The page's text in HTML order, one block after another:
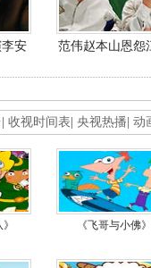
安 范伟赵本山恩怨
收视时间表 央视热播 动
《飞哥与小佛》